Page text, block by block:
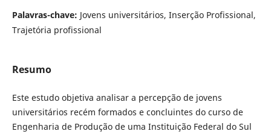
Palavras-chave: Jovens universitários, Inserção Profissional,
Trajetória profissional
Resumo
Este estudo objetiva analisar a percepção de jovens
universitários recém formados e concluintes do curso de
Engenharia de Produção de uma Instituição Federal do Sul